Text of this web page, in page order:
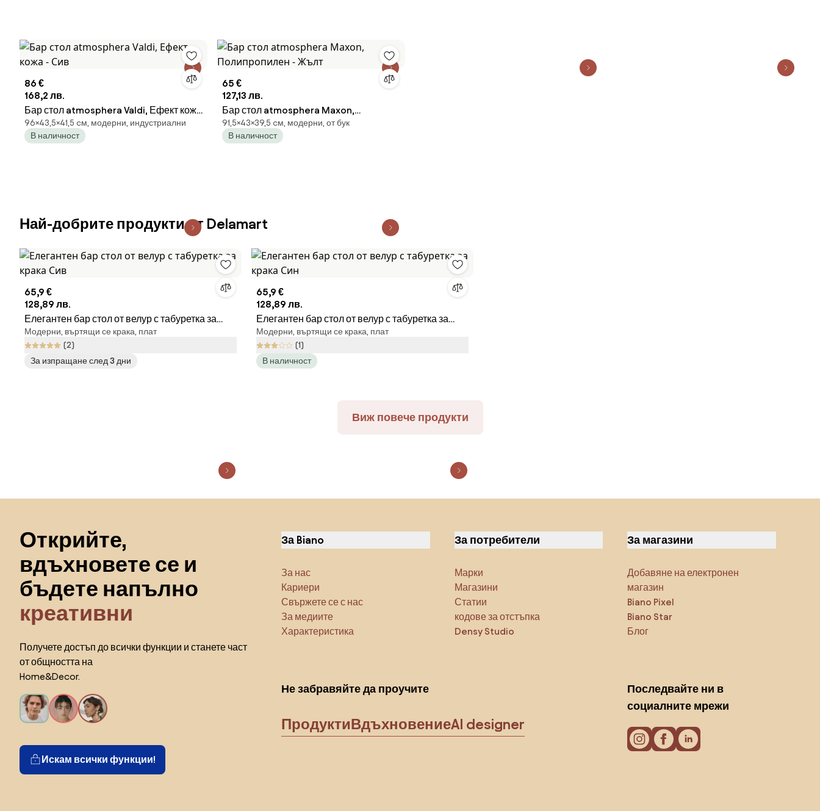
86 €
168,2 лв.
Бар стол atmosphera Valdi, Ефект кожа
- Сив
96×43,5×41,5 cм, модерни, индустриални
В наличност
65 €
127,13 лв.
Бар стол atmosphera Maxon,
Полипропилен - Жълт
91,5×43×39,5 cм, модерни, от бук
В наличност
Най-добрите продукти от Delamart
65,9 €
128,89 лв.
Елегантен бар стол от велур с табуретка за
крака Сив
Модерни, въртящи се крака, плат
(2)
За изпращане след 3 дни
65,9 €
128,89 лв.
Елегантен бар стол от велур с табуретка за
крака Син
Модерни, въртящи се крака, плат
(1)
В наличност
Виж повече продукти
Открийте,
вдъхновете се и
бъдете напълно
креативни
Получете достъп до всички функции и станете част
от общността на
Home&Decor.
Искам всички функции!
За Biano
За нас
Кариери
Свържете се с нас
За медиите
Характеристика
За потребители
Марки
Магазини
Статии
кодове за отстъпка
Densy Studio
За магазини
Добавяне на електронен
магазин
Biano Pixel
Biano Star
Блог
Не забравяйте да проучите
ПродуктиВдъхновениеAI designer
Последвайте ни в
социалните мрежи